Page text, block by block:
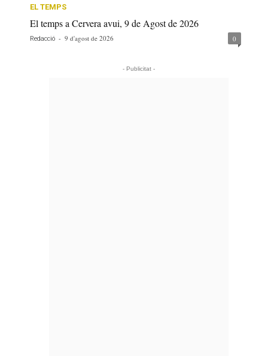
EL TEMPS
El temps a Cervera avui, 9 de Agost de 2026
Redacció - 9 d'agost de 2026 0
- Publicitat -